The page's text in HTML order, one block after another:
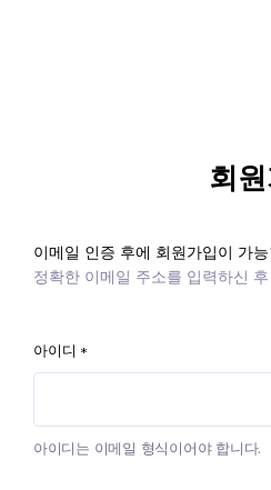
회
이메일 인증 후에 회원가입이 가능
정확한 이메일 주소를 입력하신 후
아이디 *
아이디는 이메일 형식이어야 합니다.